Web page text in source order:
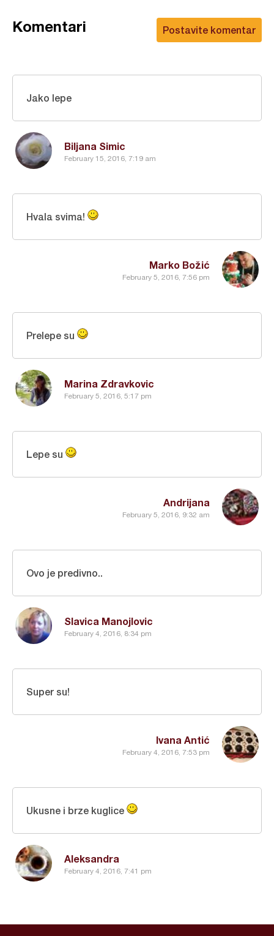
Postavite komentar
Komentari
Biljana Simic
February 15, 2016, 7:19 am
Jako lepe
Marko Božić
February 5, 2016, 7:56 pm
Hvala svima!
Marina Zdravkovic
February 5, 2016, 5:17 pm
Prelepe su
Andrijana
February 5, 2016, 9:32 am
Lepe su
Slavica Manojlovic
February 4, 2016, 8:34 pm
Ovo je predivno..
Ivana Antić
February 4, 2016, 7:53 pm
Super su!
Aleksandra
February 4, 2016, 7:41 pm
Ukusne i brze kuglice